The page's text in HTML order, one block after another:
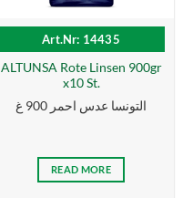
Art.Nr: 14435
ALTUNSA Rote Linsen 900gr
x10 St.
التونسا عدس احمر 900 غ
READ MORE